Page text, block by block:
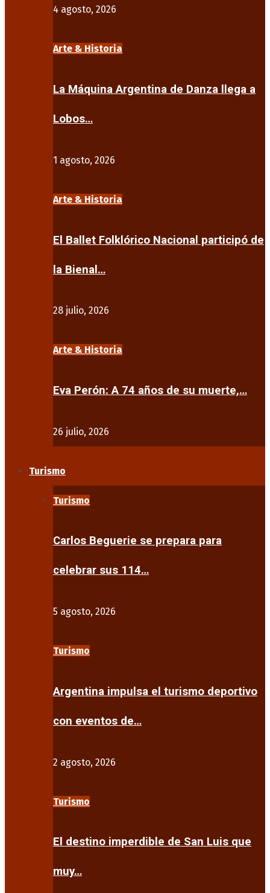
4 agosto, 2026
Arte & Historia
La Máquina Argentina de Danza llega a
Lobos…
1 agosto, 2026
Arte & Historia
El Ballet Folklórico Nacional participó de
la Bienal…
28 julio, 2026
Arte & Historia
Eva Perón: A 74 años de su muerte,…
26 julio, 2026
Turismo
Turismo
Carlos Beguerie se prepara para
celebrar sus 114…
5 agosto, 2026
Turismo
Argentina impulsa el turismo deportivo
con eventos de…
2 agosto, 2026
Turismo
El destino imperdible de San Luis que
muy…